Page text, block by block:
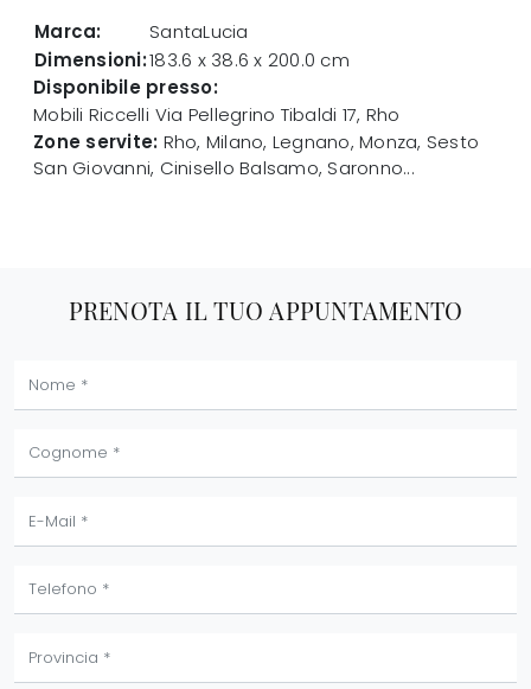
Marca:
SantaLucia
Dimensioni:183.6 x 38.6 x 200.0 cm
Disponibile presso:
Mobili Riccelli Via Pellegrino Tibaldi 17, Rho
Zone servite: Rho, Milano, Legnano, Monza, Sesto
San Giovanni, Cinisello Balsamo, Saronno...
PRENOTA IL TUO APPUNTAMENTO